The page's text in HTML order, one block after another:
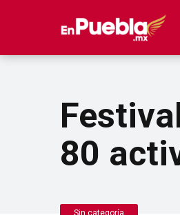
80
Sin categoría